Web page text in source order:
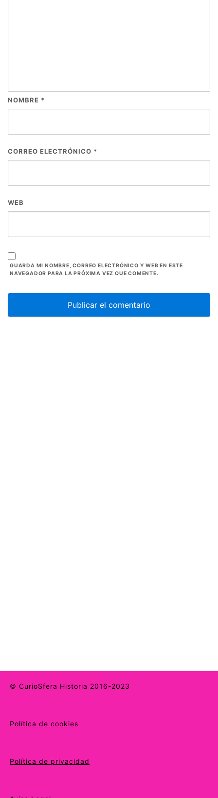
NOMBRE *
CORREO ELECTRÓNICO *
WEB
GUARDA MI NOMBRE, CORREO ELECTRÓNICO Y WEB EN ESTE
NAVEGADOR PARA LA PRÓXIMA VEZ QUE COMENTE.
© CurioSfera Historia 2016-2023
Política de cookies
Política de privacidad